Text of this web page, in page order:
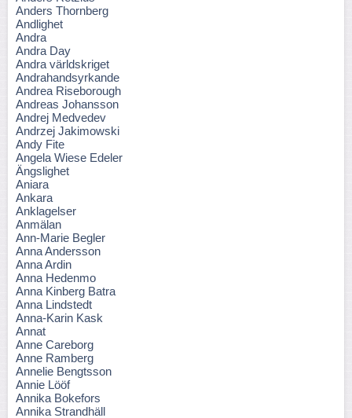
Anders Thornberg
Andlighet
Andra
Andra Day
Andra världskriget
Andrahandsyrkande
Andrea Riseborough
Andreas Johansson
Andrej Medvedev
Andrzej Jakimowski
Andy Fite
Angela Wiese Edeler
Ängslighet
Aniara
Ankara
Anklagelser
Anmälan
Ann-Marie Begler
Anna Andersson
Anna Ardin
Anna Hedenmo
Anna Kinberg Batra
Anna Lindstedt
Anna-Karin Kask
Annat
Anne Careborg
Anne Ramberg
Annelie Bengtsson
Annie Lööf
Annika Bokefors
Annika Strandhäll